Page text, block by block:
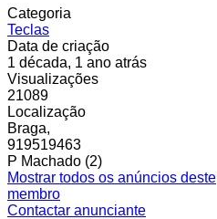
Categoria
Teclas
Data de criação
1 década, 1 ano atrás
Visualizações
21089
Localização
Braga,
919519463
P Machado (2)
Mostrar todos os anúncios deste
membro
Contactar anunciante